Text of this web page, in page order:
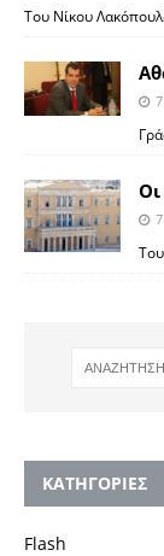
Του Νίκου
Οι
KΑΤΗΓΟΡΙΕΣ
Flash